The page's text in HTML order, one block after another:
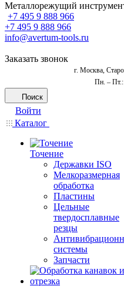
Металлорежущий
+7 495 9 888 966
+7 495 9 888 966
info@avertum-tools.ru
Заказать звонок
г. Москва,
Пн. – Пт.:
Поиск
Войти
Каталог
Точение
Державки ISO
Мелкоразмерная
обработка
Пластины
Цельные
твердосплавные
резцы
системы
Запчасти